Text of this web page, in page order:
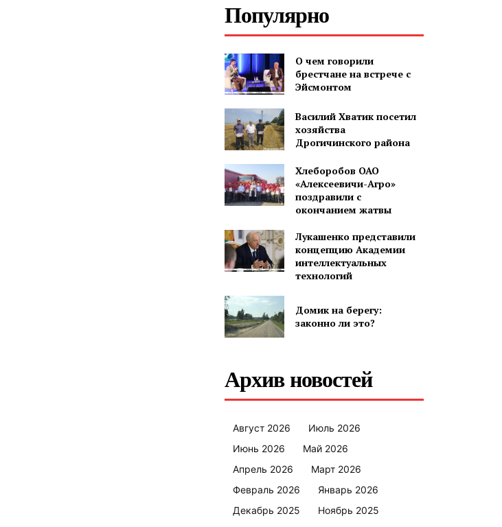
Популярно
О чем говорили
брестчане на встрече с
Эйсмонтом
Василий Хватик посетил
хозяйства
Дрогичинского района
Хлеборобов ОАО
«Алексеевичи-Агро»
поздравили с
окончанием жатвы
Лукашенко представили
концепцию Академии
интеллектуальных
технологий
Домик на берегу:
законно ли это?
Архив новостей
Август 2026
Июль 2026
Июнь 2026
Май 2026
Апрель 2026
Март 2026
Февраль 2026
Январь 2026
Декабрь 2025
Ноябрь 2025